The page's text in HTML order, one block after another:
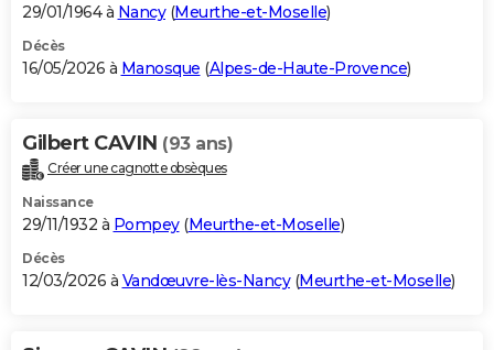
S'inscrire
Se connecter
Lycées
Collèges
Primaires
Universités
Entreprises
Service militaire
Avis de recherche
AVIS DE DÉCÈS
Bricolage
Lifestyle
Culture
Sport
Auto
Television
Voyage
Cinema
29/01/1964 à Nancy(Meurthe-et-Moselle)
Décès
16/05/2026 à Manosque (Alpes-de-Haute-Provence)
Gilbert CAVIN (93 ans)
Créer une cagnotte obsèques
Naissance
29/11/1932 à Pompey(Meurthe-et-Moselle)
Décès
12/03/2026 à Vandœuvre-lès-Nancy(Meurthe-et-Moselle)